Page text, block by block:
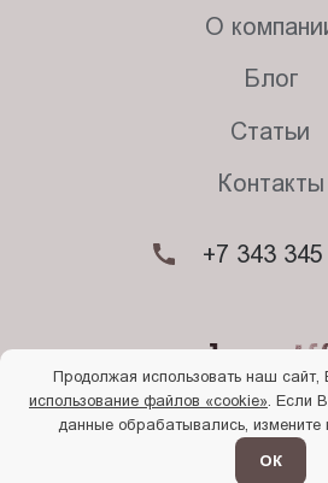
© 2026. Begriff
Политика
О
Блог
Статьи
Контакты
+7 343
Продолжая использовать наш сайт,
использование файлов «cookie» . Если
данные обрабатывались, измените
ОК